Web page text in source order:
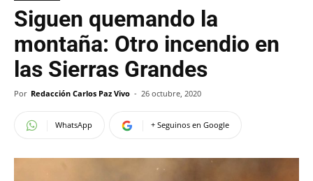
Siguen quemando la
montaña: Otro incendio en
las Sierras Grandes
Por Redacción Carlos Paz Vivo - 26 octubre, 2020
WhatsApp + Seguinos en Google